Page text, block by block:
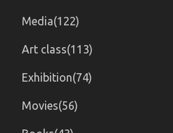
Media(122)
Art class(113)
Exhibition(74)
Movies(56)